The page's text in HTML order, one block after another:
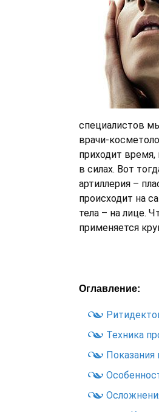
специалистов
врачи-
приходит
в силах. Вот
артиллерия –
происходит на
тела – на лице.
применяется
Оглавление:
Техника
Показания